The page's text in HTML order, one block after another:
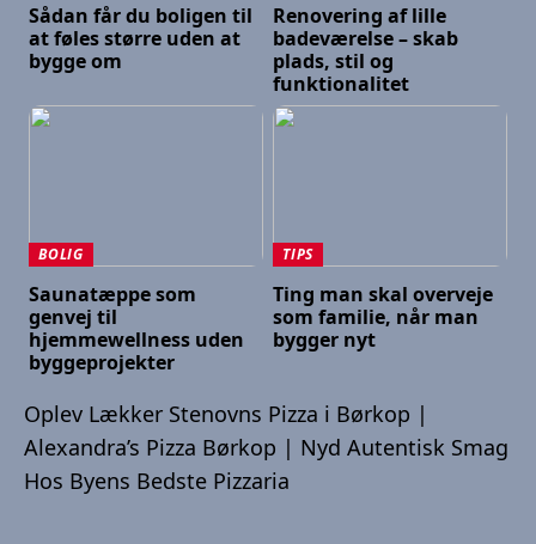
Sådan får du boligen til
at føles større uden at
bygge om
Renovering af lille
badeværelse – skab
plads, stil og
funktionalitet
BOLIG
Saunatæppe som
genvej til
hjemmewellness uden
byggeprojekter
TIPS
Ting man skal overveje
som familie, når man
bygger nyt
Oplev Lækker Stenovns Pizza i Børkop |
Alexandra’s Pizza Børkop | Nyd Autentisk Smag
Hos Byens Bedste Pizzaria